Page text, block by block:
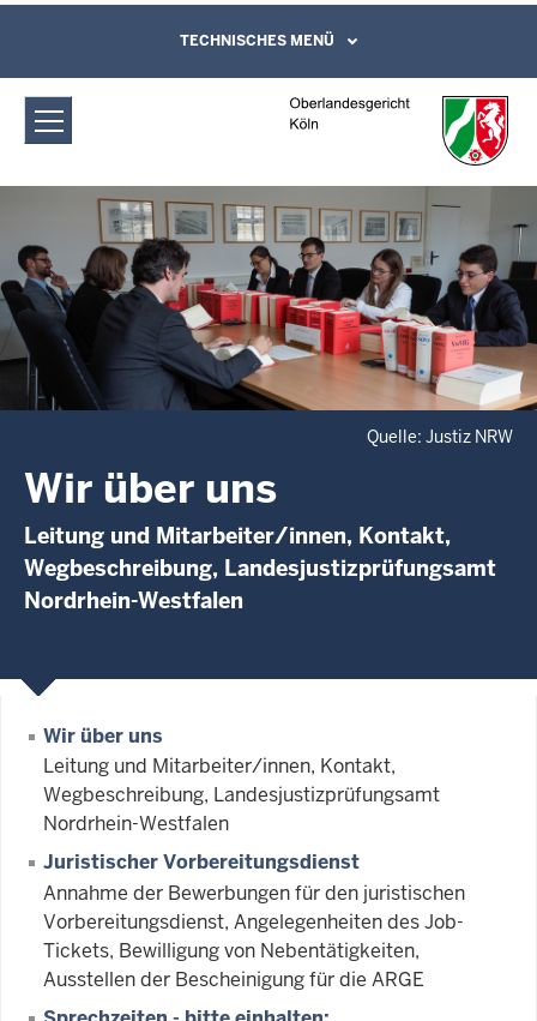
Oberlandesgericht Köln: Wir über uns
Direkt zum Inhalt
Leichte Sprache, Gebärdensprachenvideo
und Kontaktformular
TECHNISCHES MENÜ
Quelle: Justiz NRW
Wir über uns
Leitung und Mitarbeiter/innen, Kontakt,
Wegbeschreibung, Landesjustizprüfungsamt
Nordrhein-Westfalen
Wir über uns
Leitung und Mitarbeiter/innen, Kontakt,
Wegbeschreibung, Landesjustizprüfungsamt
Nordrhein-Westfalen
Juristischer Vorbereitungsdienst
Annahme der Bewerbungen für den juristischen
Vorbereitungsdienst, Angelegenheiten des Job-
Tickets, Bewilligung von Nebentätigkeiten,
Ausstellen der Bescheinigung für die ARGE